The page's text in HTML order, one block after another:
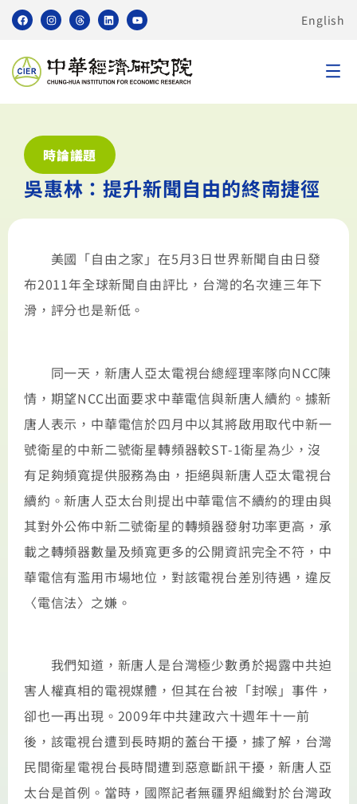
English
時論議題
吳惠林：提升新聞自由的終南捷徑
美國「自由之家」在5月3日世界新聞自由日發
布2011年全球新聞自由評比，台灣的名次連三年下
滑，評分也是新低。
同一天，新唐人亞太電視台總經理率隊向NCC陳
情，期望NCC出面要求中華電信與新唐人續約。據新
唐人表示，中華電信於四月中以其將啟用取代中新一
號衛星的中新二號衛星轉頻器較ST-1衛星為少，沒
有足夠頻寬提供服務為由，拒絕與新唐人亞太電視台
續約。新唐人亞太台則提出中華電信不續約的理由與
其對外公佈中新二號衛星的轉頻器發射功率更高，承
載之轉頻器數量及頻寬更多的公開資訊完全不符，中
華電信有濫用市場地位，對該電視台差別待遇，違反
〈電信法〉之嫌。
我們知道，新唐人是台灣極少數勇於揭露中共迫
害人權真相的電視媒體，但其在台被「封喉」事件，
卻也一再出現。2009年中共建政六十週年十一前
後，該電視台遭到長時期的蓋台干擾，據了解，台灣
民間衛星電視台長時間遭到惡意斷訊干擾，新唐人亞
太台是首例。當時，國際記者無疆界組織對於台灣政